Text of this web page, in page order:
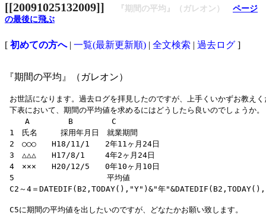
[[20091025132009]] 『期間の平均』（ガレオン） ページ
の最後に飛ぶ
[ 初めての方へ| 一覧(最新更新順) | 全文検索 | 過去ログ ]
『期間の平均』（ガレオン）
お世話になります。過去ログを拝見したのですが、上手くいかずお教え
下表において、期間の平均値を求めるにはどうしたら良いのでしょうか。
A　　　　　B　　　　　C
1　氏名　　　採用年月日　就業期間
2　○○○　　H18/11/1　　2年11ヶ月24日
3　△△△　　H17/8/1　　 4年2ヶ月24日
4　×××　　H20/12/5　　0年10ヶ月10日
5　　　　　　　　　　　　平均値